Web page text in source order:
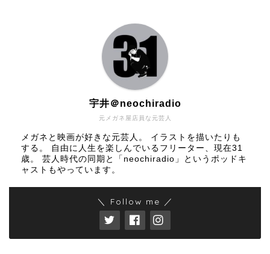
元メガネ屋店員な元芸人
宇井＠neochiradio
メガネと映画が好きな元芸人。 イラストを描いたりも
する。 自由に人生を楽しんでいるフリーター、現在31
歳。 芸人時代の同期と「neochiradio」というポッドキ
ャストもやっています。
＼ Follow me ／